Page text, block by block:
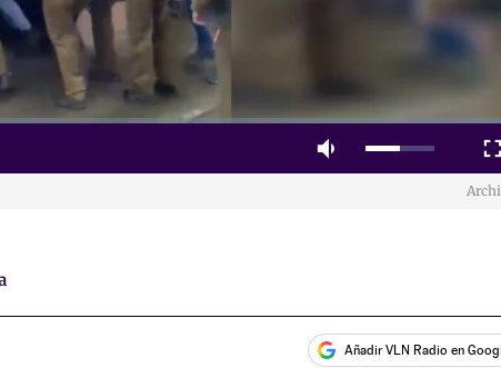
Mute
Añadir VLN Radio en